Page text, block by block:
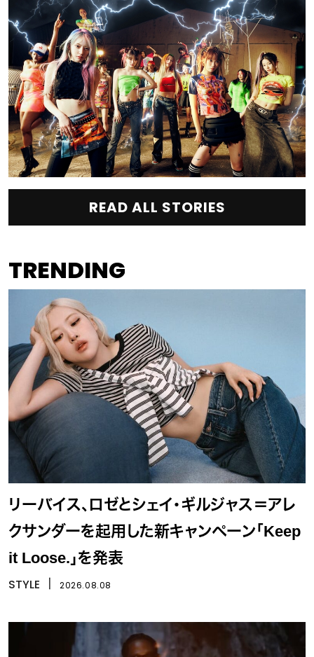
READ ALL STORIES
TRENDING
リーバイス、ロゼとシェイ・ギルジャス＝アレ
クサンダーを起用した新キャンペーン「Keep
it Loose.」を発表
STYLE 2026.08.08